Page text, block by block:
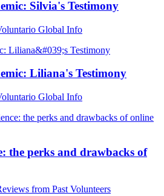
Silvia's Testimony
Global Info
Liliana's Testimony
Global Info
the perks and drawbacks of
from Past Volunteers